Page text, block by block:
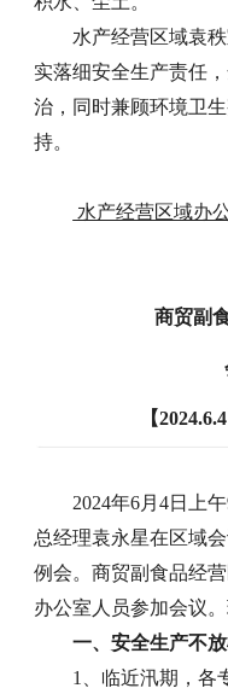
水产经营区域袁
实落细安全生产责任
治，同时兼顾环境卫
持。
水产经营区域
（共印
商贸副
【
2024年6月4日上
总经理袁永星在区域
例会。商贸副食品经
办公室人员参加会议。
一、安全生产不
1、临近汛期，各